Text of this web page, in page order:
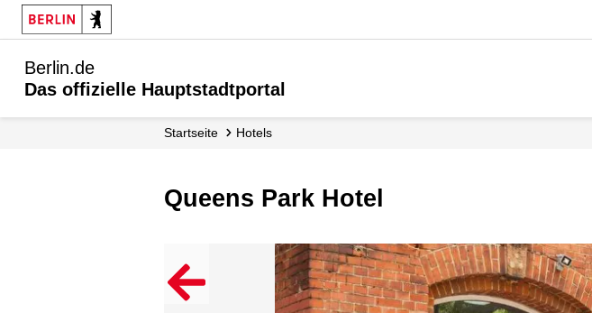
Berlin.de
Das offizielle Hauptstadtportal
Startseite Hotels
Queens Park Hotel